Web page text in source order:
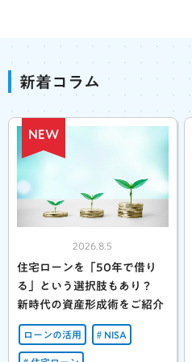
新着コラム
2026.8.5
住宅ローンを「50年で借り
る」という選択肢もあり？
新時代の資産形成術をご紹介
ローンの活用 NISA
NEW